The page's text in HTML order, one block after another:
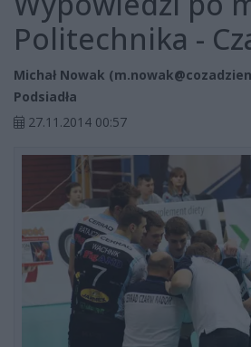
Politechnika -
Michał Nowak (
Podsiadła
27.11.2014 00:57